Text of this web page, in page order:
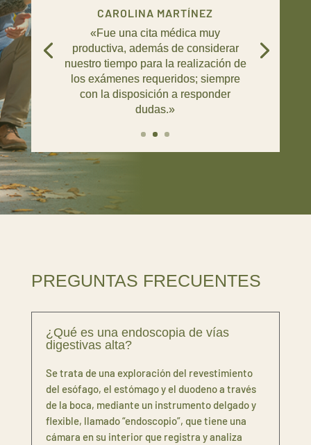
CAROLINA MARTÍNEZ
«Fue una cita médica muy
productiva, además de considerar
nuestro tiempo para la realización de
los exámenes requeridos; siempre
con la disposición a responder
dudas.»
PREGUNTAS FRECUENTES
¿Qué es una endoscopia de vías
digestivas alta?
Se trata de una exploración del revestimiento
del esófago, el estómago y el duodeno a través
de la boca, mediante un instrumento delgado y
flexible, llamado “endoscopio”, que tiene una
cámara en su interior que registra y analiza